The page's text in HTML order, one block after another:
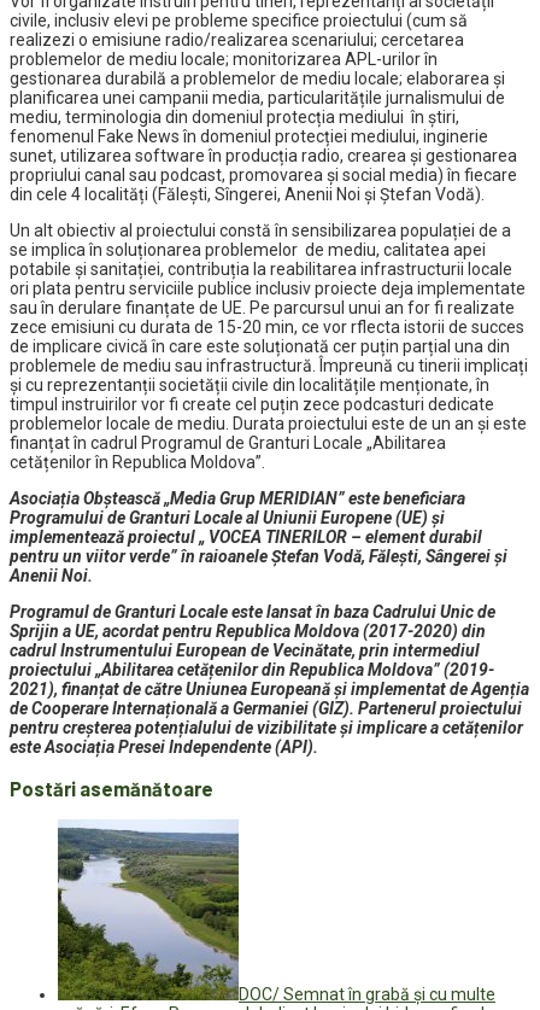
civile, inclusiv elevi pe probleme specifice proiectului (cum să
realizezi o emisiune radio/realizarea scenariului; cercetarea
problemelor de mediu locale; monitorizarea APL-urilor în
gestionarea durabilă a problemelor de mediu locale; elaborarea și
planificarea unei campanii media, particularitățile jurnalismului de
mediu, terminologia din domeniul protecția mediului în știri,
fenomenul Fake News în domeniul protecției mediului, inginerie
sunet, utilizarea software în producția radio, crearea și gestionarea
propriului canal sau podcast, promovarea și social media) în fiecare
din cele 4 localități (Fălești, Sîngerei, Anenii Noi și Ștefan Vodă).
Un alt obiectiv al proiectului constă în sensibilizarea populației de a
se implica în soluționarea problemelor de mediu, calitatea apei
potabile și sanitației, contribuția la reabilitarea infrastructurii locale
ori plata pentru serviciile publice inclusiv proiecte deja implementate
sau în derulare finanțate de UE. Pe parcursul unui an for fi realizate
zece emisiuni cu durata de 15-20 min, ce vor rflecta istorii de succes
de implicare civică în care este soluționată cer puțin parțial una din
problemele de mediu sau infrastructură. Împreună cu tinerii implicați
și cu reprezentanții societății civile din localitățile menționate, în
timpul instruirilor vor fi create cel puțin zece podcasturi dedicate
problemelor locale de mediu. Durata proiectului este de un an și este
finanțat în cadrul Programul de Granturi Locale „Abilitarea
cetățenilor în Republica Moldova”.
Asociația Obștească „Media Grup MERIDIAN” este beneficiara
Programului de Granturi Locale al Uniunii Europene (UE) și
implementează proiectul „ VOCEA TINERILOR – element durabil
pentru un viitor verde” în raioanele Ștefan Vodă, Fălești, Sângerei și
Anenii Noi.
Programul de Granturi Locale este lansat în baza Cadrului Unic de
Sprijin a UE, acordat pentru Republica Moldova (2017-2020) din
cadrul Instrumentului European de Vecinătate, prin intermediul
proiectului „Abilitarea cetățenilor din Republica Moldova” (2019-
2021), finanțat de către Uniunea Europeană și implementat de Agenția
de Cooperare Internațională a Germaniei (GIZ). Partenerul proiectului
pentru creșterea potențialului de vizibilitate și implicare a cetățenilor
este Asociația Presei Independente (API).
Postări asemănătoare
DOC/ Semnat în grabă și cu multe